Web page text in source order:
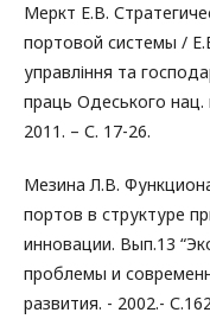
Меркт Е.В.
портовой системы /
управління та
праць Одеського
2011. – С. 17-26.
Мезина Л.В.
портов в структуре
инновации. Вып.13
проблемы и
развития. - 2002.-